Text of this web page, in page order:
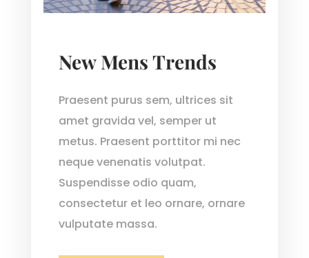
New Mens Trends
Praesent purus sem, ultrices sit
amet gravida vel, semper ut
metus. Praesent porttitor mi nec
neque venenatis volutpat.
Suspendisse odio quam,
consectetur et leo ornare, ornare
vulputate massa.